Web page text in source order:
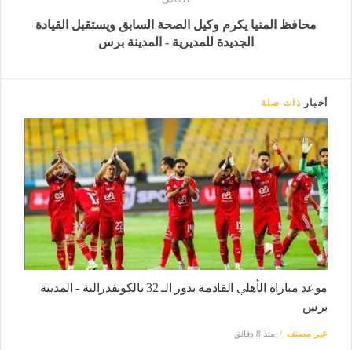
محافظ المنيا يكرم وكيل الصحة السابق ويستقبل القيادة
الجديدة للمديرية - المدينة برس
أخبار ذات صلة
موعد مباراة الأهلي القادمة بدور الـ 32 بالكونفدرالية - المدينة
برس
غير مصنف منذ 8 دقائق